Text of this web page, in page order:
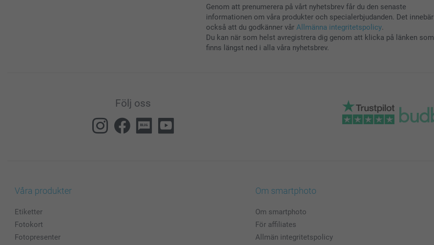
Genom att prenumerera på vårt nyhetsbrev får du den senaste
informationen om våra produkter och specialerbjudanden. Det innebär
också att du godkänner vår Allmänna integritetspolicy.
Du kan när som helst avregistrera dig genom att klicka på länken som
finns längst ned i alla våra nyhetsbrev.
Följ oss
Våra produkter
Etiketter
Fotokort
Fotopresenter
Om smartphoto
Om smartphoto
För affiliates
Allmän integritetspolicy